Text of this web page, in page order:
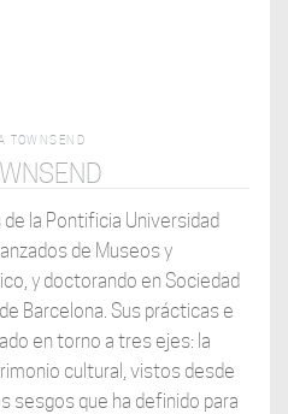
TOWNSEND
la Pontificia Universidad
de Museos y
y doctorando en Sociedad
Barcelona. Sus prácticas e
en torno a tres ejes: la
cultural, vistos desde
sesgos que ha definido para